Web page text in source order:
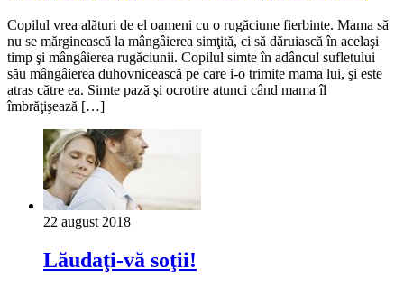
Copilul vrea alături de el oameni cu o rugăciune fierbinte. Mama să
nu se mărginească la mângâierea simţită, ci să dăruiască în acelaşi
timp şi mângâierea rugăciunii. Copilul simte în adâncul sufletului
său mângâierea duhovnicească pe care i-o trimite mama lui, şi este
atras către ea. Simte pază şi ocrotire atunci când mama îl
îmbrăţişează […]
22 august 2018
Lăudaţi-vă soţii!